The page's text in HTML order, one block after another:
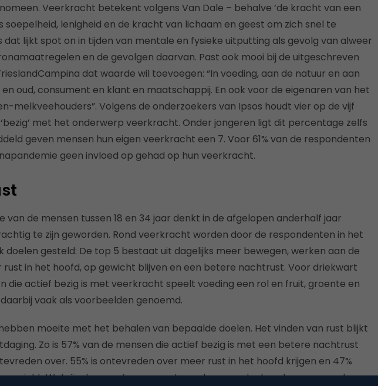
Veerkracht betekent volgens Van Dale – behalve ‘de kracht van een
soepelheid, lenigheid en de kracht van lichaam en geest om zich snel te
dat lijkt spot on in tijden van mentale en fysieke uitputting als gevolg van alweer
en de gevolgen daarvan. Past ook mooi bij de uitgeschreven
dat waarde wil toevoegen: “In voeding, aan de natuur en aan
oud, consument en klant en maatschappij. En ook voor de eigenaren van het
melkveehouders”. Volgens de onderzoekers van Ipsos houdt vier op de vijf
met het onderwerp veerkracht. Onder jongeren ligt dit percentage zelfs
geven mensen hun eigen veerkracht een 7. Voor 61% van de respondenten
geen invloed op gehad op hun veerkracht.
van de mensen tussen 18 en 34 jaar denkt in de afgelopen anderhalf jaar
te zijn geworden. Rond veerkracht worden door de respondenten in het
doelen gesteld: De top 5 bestaat uit dagelijks meer bewegen, werken aan de
rust in het hoofd, op gewicht blijven en een betere nachtrust. Voor driekwart
die actief bezig is met veerkracht speelt voeding een rol en fruit, groente en
vaak als voorbeelden genoemd.
moeite met het behalen van bepaalde doelen. Het vinden van rust blijkt
Zo is 57% van de mensen die actief bezig is met een betere nachtrust
over. 55% is ontevreden over meer rust in het hoofd krijgen en 47%
gewicht. Wel zijn de meeste mensen tevreden over doelen als meer van de